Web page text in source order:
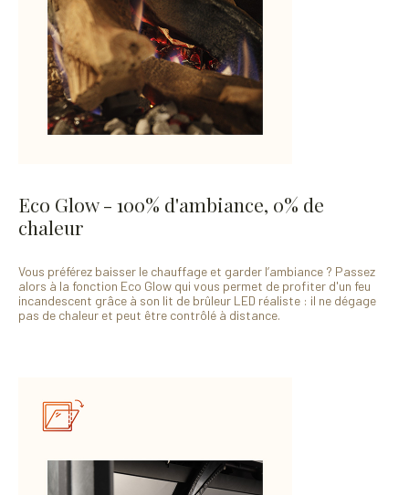
Eco Glow - 100% d'ambiance, 0% de
chaleur
Vous préférez baisser le chauffage et garder l’ambiance ? Passez
alors à la fonction Eco Glow qui vous permet de profiter d'un feu
incandescent grâce à son lit de brûleur LED réaliste : il ne dégage
pas de chaleur et peut être contrôlé à distance.